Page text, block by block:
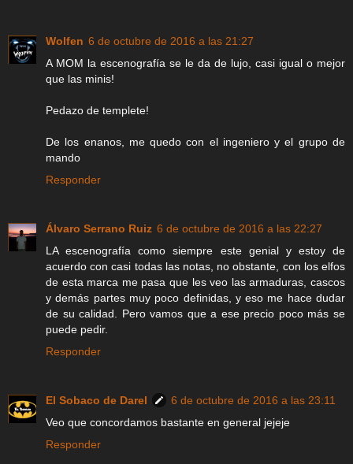
Wolfen 6 de octubre de 2016 a las 21:27
A MOM la escenografía se le da de lujo, casi igual o mejor
que las minis!
Pedazo de templete!
De los enanos, me quedo con el ingeniero y el grupo de
mando
Responder
Álvaro Serrano Ruiz 6 de octubre de 2016 a las 22:27
LA escenografía como siempre este genial y estoy de
acuerdo con casi todas las notas, no obstante, con los elfos
de esta marca me pasa que les veo las armaduras, cascos
y demás partes muy poco definidas, y eso me hace dudar
de su calidad. Pero vamos que a ese precio poco más se
puede pedir.
Responder
El Sobaco de Darel
6 de octubre de 2016 a las 23:11
Veo que concordamos bastante en general jejeje
Responder